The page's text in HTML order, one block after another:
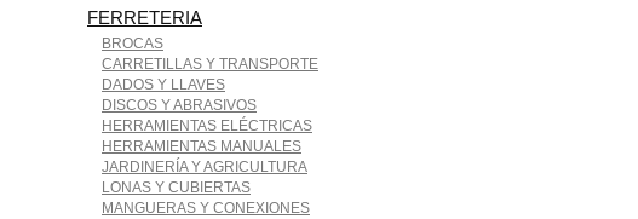
FERRETERIA
BROCAS
CARRETILLAS Y TRANSPORTE
DADOS Y LLAVES
DISCOS Y ABRASIVOS
HERRAMIENTAS ELÉCTRICAS
HERRAMIENTAS MANUALES
JARDINERÍA Y AGRICULTURA
LONAS Y CUBIERTAS
MANGUERAS Y CONEXIONES